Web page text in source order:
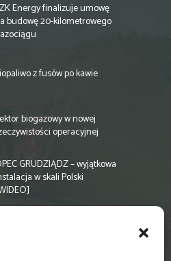
Energy finalizuje umowę
budowę 20-kilometrowego
z fusów po kawie
biogazowy w nowej
operacyjnej
GRUDZIĄDZ – wyjątkowa
w skali Polski